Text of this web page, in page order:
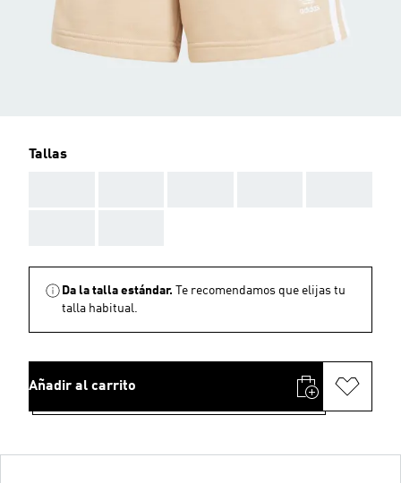
Tallas
Da la talla estándar.
Te recomendamos que elijas tu
talla habitual.
Añadir al carrito